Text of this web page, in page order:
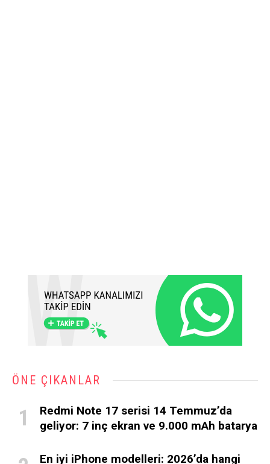
ÖNE ÇIKANLAR
Redmi Note 17 serisi 14 Temmuz’da
geliyor: 7 inç ekran ve 9.000 mAh batarya
En iyi iPhone modelleri: 2026’da hangi